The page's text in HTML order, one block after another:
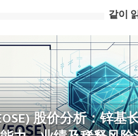
같이
股价分析：锌基